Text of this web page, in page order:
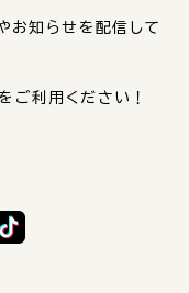
お知らせを配信して
ご利用ください！